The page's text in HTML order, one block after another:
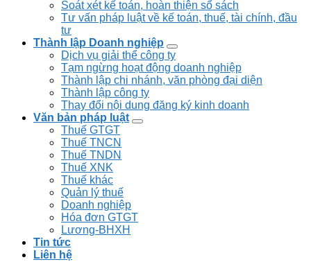
Soát xét kế toán, hoàn thiện sổ sách
Tư vấn pháp luật về kế toán, thuế, tài chính, đầu
tư
Thành lập Doanh nghiệp
Dịch vụ giải thể công ty
Tạm ngừng hoạt động doanh nghiệp
Thành lập chi nhánh, văn phòng đại diện
Thành lập công ty
Thay đổi nội dung đăng ký kinh doanh
Văn bản pháp luật
Thuế GTGT
Thuế TNCN
Thuế TNDN
Thuế XNK
Thuế khác
Quản lý thuế
Doanh nghiệp
Hóa đơn GTGT
Lương-BHXH
Tin tức
Liên hệ